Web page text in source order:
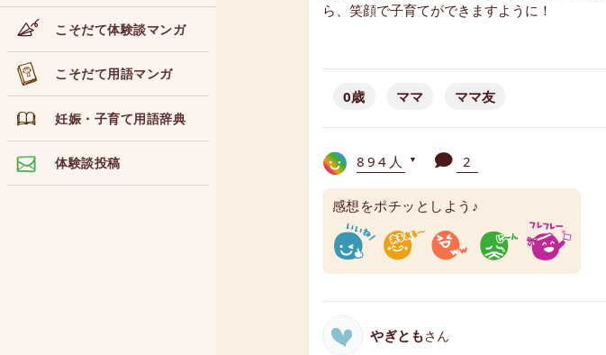
こそだて体験談マンガ
こそだて用語マンガ
妊娠・子育て用語辞典
体験談投稿
ら、笑顔で子育てができますように！
0歳 ママ ママ友
894人 ▼ 2
感想をポチッとしよう♪
やぎともさん